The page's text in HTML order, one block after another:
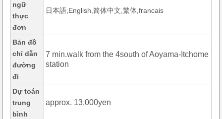
ngữ
thực
đơn
日本語,English,简体中文,繁体,francais
Bản đồ
chỉ dẫn
đường
đi
7 min.walk from the 4south of Aoyama-Itchome
station
Dự toán
trung
bình
approx. 13,000yen